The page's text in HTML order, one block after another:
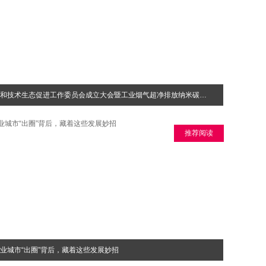
碳中和技术生态促进工作委员会成立大会暨工业烟气超净排放纳米碳制备技术成套装备发布会成功举办
城市“出圈”背后，藏着这些发展妙招
推荐阅读